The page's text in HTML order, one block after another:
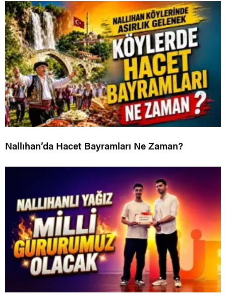
Nallıhan’da Hacet Bayramları Ne Zaman?